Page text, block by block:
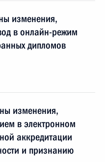
изменения,
в онлайн-режим
дипломов
изменения,
в электронном
аккредитации
и признанию